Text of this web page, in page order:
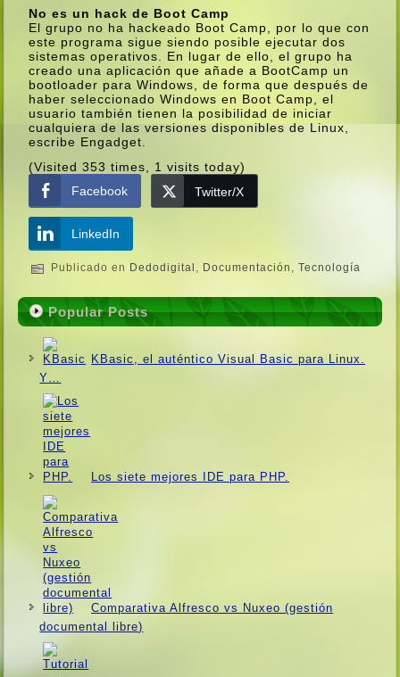
No es un hack de Boot Camp
El grupo no ha hackeado Boot Camp, por lo que con
este programa sigue siendo posible ejecutar dos
sistemas operativos. En lugar de ello, el grupo ha
creado una aplicación que añade a BootCamp un
bootloader para Windows, de forma que después de
haber seleccionado Windows en Boot Camp, el
usuario también tienen la posibilidad de iniciar
cualquiera de las versiones disponibles de Linux,
escribe Engadget.
(Visited 353 times, 1 visits today)
Facebook
Twitter/X
LinkedIn
Publicado en Dedodigital , Documentación ,Tecnologí­a
Popular Posts
KBasic, el auténtico Visual Basic para Linux.
Y…
Los siete mejores IDE para PHP.
Comparativa Alfresco vs Nuxeo (gestión
documental libre)